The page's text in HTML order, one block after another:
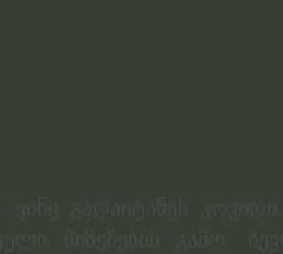
ვინც გადაიტანეს
მიზეზების გამო.